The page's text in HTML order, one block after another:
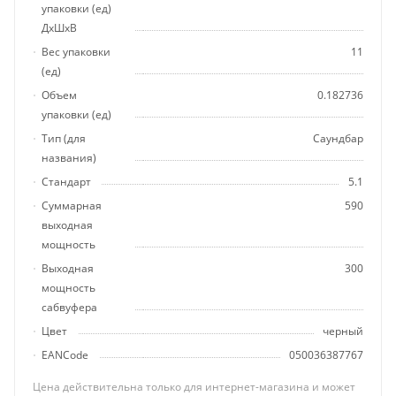
упаковки (ед)
ДхШхВ
Вес упаковки
(ед)
11
Объем
упаковки (ед)
0.182736
Тип (для
названия)
Саундбар
Стандарт
5.1
Суммарная
выходная
мощность
590
Выходная
мощность
сабвуфера
300
Цвет
черный
EANCode
050036387767
Цена действительна только для интернет-магазина и может